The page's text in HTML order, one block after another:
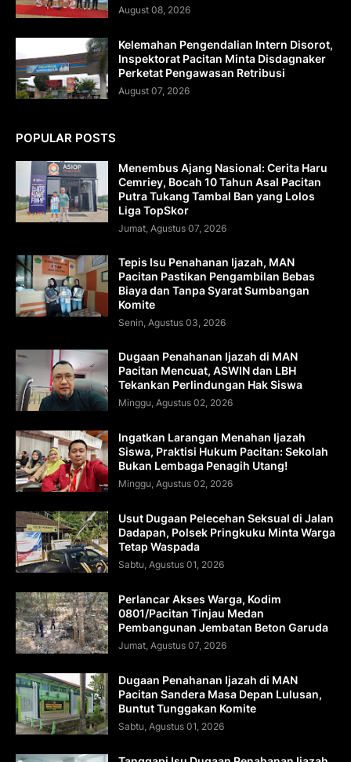
August 08, 2026
Kelemahan Pengendalian Intern Disorot,
Inspektorat Pacitan Minta Disdagnaker
Perketat Pengawasan Retribusi
August 07, 2026
POPULAR POSTS
Menembus Ajang Nasional: Cerita Haru
Cemriey, Bocah 10 Tahun Asal Pacitan
Putra Tukang Tambal Ban yang Lolos
Liga TopSkor
Jumat, Agustus 07, 2026
Tepis Isu Penahanan Ijazah, MAN
Pacitan Pastikan Pengambilan Bebas
Biaya dan Tanpa Syarat Sumbangan
Komite
Senin, Agustus 03, 2026
Dugaan Penahanan Ijazah di MAN
Pacitan Mencuat, ASWIN dan LBH
Tekankan Perlindungan Hak Siswa
Minggu, Agustus 02, 2026
Ingatkan Larangan Menahan Ijazah
Siswa, Praktisi Hukum Pacitan: Sekolah
Bukan Lembaga Penagih Utang!
Minggu, Agustus 02, 2026
Usut Dugaan Pelecehan Seksual di Jalan
Dadapan, Polsek Pringkuku Minta Warga
Tetap Waspada
Sabtu, Agustus 01, 2026
Perlancar Akses Warga, Kodim
0801/Pacitan Tinjau Medan
Pembangunan Jembatan Beton Garuda
Jumat, Agustus 07, 2026
Dugaan Penahanan Ijazah di MAN
Pacitan Sandera Masa Depan Lulusan,
Buntut Tunggakan Komite
Sabtu, Agustus 01, 2026